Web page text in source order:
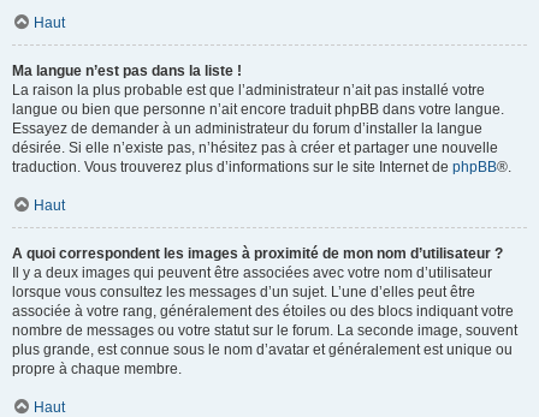
Haut
Ma langue n’est pas dans la liste !
La raison la plus probable est que l’administrateur n’ait pas installé votre
langue ou bien que personne n’ait encore traduit phpBB dans votre langue.
Essayez de demander à un administrateur du forum d’installer la langue
désirée. Si elle n’existe pas, n’hésitez pas à créer et partager une nouvelle
traduction. Vous trouverez plus d’informations sur le site Internet de phpBB®.
Haut
A quoi correspondent les images à proximité de mon nom d’utilisateur ?
Il y a deux images qui peuvent être associées avec votre nom d’utilisateur
lorsque vous consultez les messages d’un sujet. L’une d’elles peut être
associée à votre rang, généralement des étoiles ou des blocs indiquant votre
nombre de messages ou votre statut sur le forum. La seconde image, souvent
plus grande, est connue sous le nom d’avatar et généralement est unique ou
propre à chaque membre.
Haut